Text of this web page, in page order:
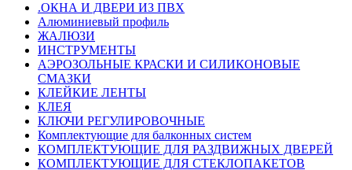
.ОКНА И ДВЕРИ ИЗ ПВХ
Алюминиевый профиль
ЖАЛЮЗИ
ИНСТРУМЕНТЫ
АЭРОЗОЛЬНЫЕ КРАСКИ И СИЛИКОНОВЫЕ
СМАЗКИ
КЛЕЙКИЕ ЛЕНТЫ
КЛЕЯ
КЛЮЧИ РЕГУЛИРОВОЧНЫЕ
Комплектующие для балконных систем
КОМПЛЕКТУЮЩИЕ ДЛЯ РАЗДВИЖНЫХ ДВЕРЕЙ
КОМПЛЕКТУЮЩИЕ ДЛЯ СТЕКЛОПАКЕТОВ